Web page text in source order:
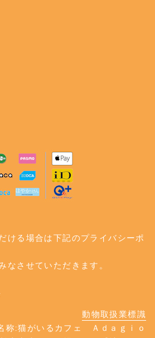
ける場合は下記のプライバシーポ
なさせていただきます。
動物取扱業標識
称:猫がいるカフェ Ａｄａｇｉｏ